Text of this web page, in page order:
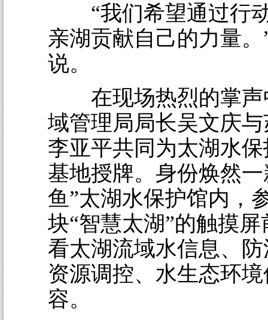
“我们希望通过行
亲湖贡献自己的力量
说。
在现场热烈的掌声
域管理局局长吴文庆
李亚平共同为太湖水
基地授牌。身份焕然
鱼”太湖水保护馆内，
块“智慧太湖”的触摸
看太湖流域水信息、
资源调控、水生态环
容。